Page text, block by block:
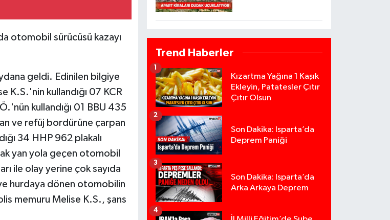
otomobil sürücüsü kazayı
geldi. Edinilen bilgiye
kullandığı 07 KCR
kullandığı 01 BBU 435
ve refüj bordürüne çarpan
34 HHP 962 plakalı
yan yola geçen otomobil
ile olay yerine çok sayıda
hurdaya dönen otomobilin
memuru Melise K.S., şans
Trend Haberler
Kızartma Yağına 1 Kaşık
Ekleyin, Patatesler Çıtır
Çıtır Olsun
1
Son Dakika: Isparta’da
Deprem Paniği
2
Son Dakika: Isparta’da
Arka Arkaya Deprem
3
4